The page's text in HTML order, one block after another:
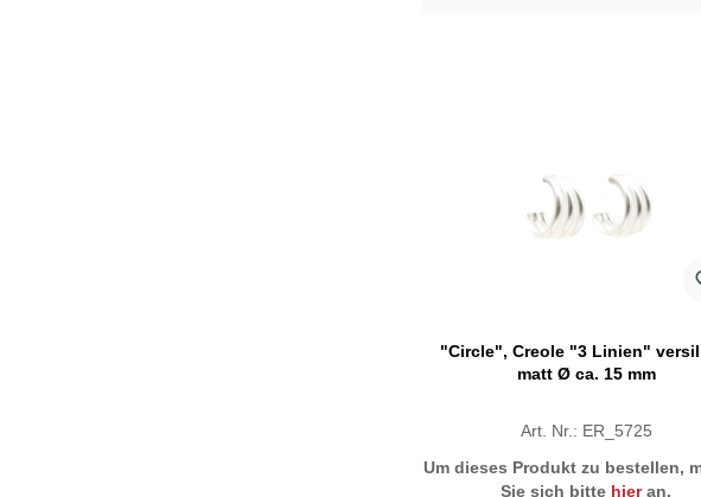
"Circle", Creole "3 Linien"
matt Ø ca. 15 mm
Art. Nr.: ER_5725
Um dieses Produkt zu bestellen,
Sie sich bitte hieran.